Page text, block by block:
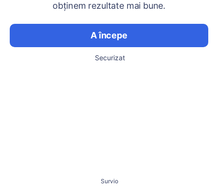
obținem rezultate mai bune.
A începe
Securizat
Survio